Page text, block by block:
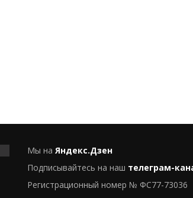
Мы на Яндекс.Дзен
Подписывайтесь на наш телеграм-
Регистрационный номер № ФС77-73036